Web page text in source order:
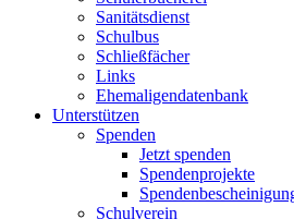
Sanitätsdienst
Schulbus
Schließfächer
Links
Ehemaligendatenbank
Unterstützen
Spenden
Jetzt spenden
Spendenprojekte
Schulverein